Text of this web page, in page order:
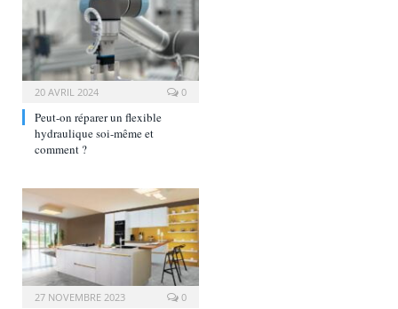
20 AVRIL 2024 0
Peut-on réparer un flexible
hydraulique soi-même et
comment ?
27 NOVEMBRE 2023 0